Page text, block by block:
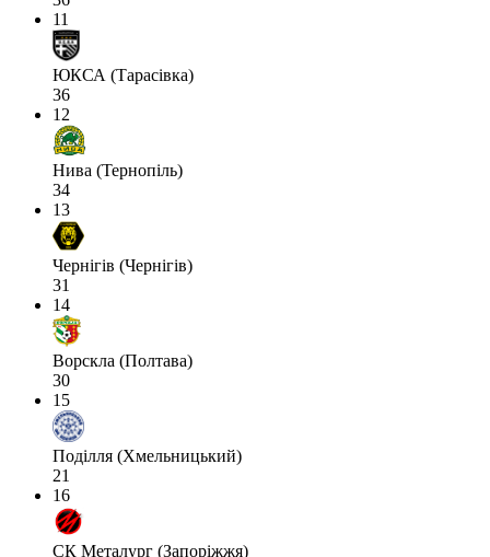
11
ЮКСА (Тарасівка)
36
12
Нива (Тернопіль)
34
13
Чернігів (Чернігів)
31
14
Ворскла (Полтава)
30
15
Поділля (Хмельницький)
21
16
СК Металург (Запоріжжя)